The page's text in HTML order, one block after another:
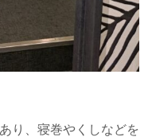
り、寝巻やくしなどを